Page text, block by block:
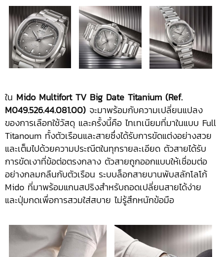
ใน Mido Multifort TV Big Date Titanium (Ref.
M049.526.44.081.00) จะมาพร้อมกับความเปลี่ยนแปลง
ของการเลือกใช้วัสดุ และครั้งนี้คือ ไทเทเนียมที่มาในแบบ Full
Titanoum ทั้งตัวเรือนและสายซึ่งได้รับการขัดแต่งอย่างสวย
และเต็มไปด้วยความประณีตในทุกรายละเอียด ตัวสายได้รับ
การขัดเงาที่ข้อต่อตรงกลาง ตัวสายถูกออกแบบให้เชื่อมต่อ
อย่างกลมกลืนกับตัวเรือน ระบบล็อกสายบานพับสลักโลโก้
Mido ที่มาพร้อมแกนสปริงสำหรับถอดเปลี่ยนสายได้ง่าย
และปุ่มกดเพื่อการสวมใส่สบาย ไม่รู้สึกหนักข้อมือ